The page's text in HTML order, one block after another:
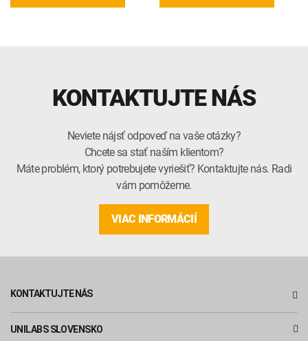
KONTAKTUJTE NÁS
Neviete nájsť odpoveď na vaše otázky?
Chcete sa stať naším klientom?
Máte problém, ktorý potrebujete vyriešiť? Kontaktujte nás. Radi
vám pomôžeme.
VIAC INFORMÁCIÍ
KONTAKTUJTE NÁS
UNILABS SLOVENSKO